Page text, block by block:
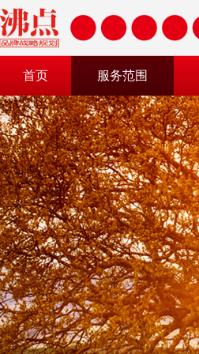
首页 服务范围